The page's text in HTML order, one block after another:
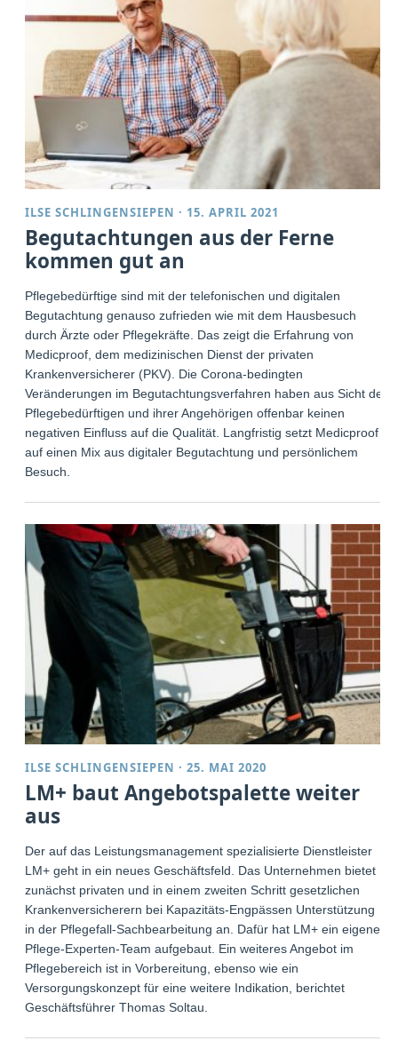
ILSE SCHLINGENSIEPEN · 15. APRIL 2021
Begutachtungen aus der Ferne
kommen gut an
Pflegebedürftige sind mit der telefonischen und digitalen
Begutachtung genauso zufrieden wie mit dem Hausbesuch
durch Ärzte oder Pflegekräfte. Das zeigt die Erfahrung von
Medicproof, dem medizinischen Dienst der privaten
Krankenversicherer (PKV). Die Corona-bedingten
Veränderungen im Begutachtungsverfahren haben aus Sicht der
Pflegebedürftigen und ihrer Angehörigen offenbar keinen
negativen Einfluss auf die Qualität. Langfristig setzt Medicproof
auf einen Mix aus digitaler Begutachtung und persönlichem
Besuch.
ILSE SCHLINGENSIEPEN ·25. MAI 2020
LM+ baut Angebotspalette weiter
aus
Der auf das Leistungsmanagement spezialisierte Dienstleister
LM+ geht in ein neues Geschäftsfeld. Das Unternehmen bietet
zunächst privaten und in einem zweiten Schritt gesetzlichen
Krankenversicherern bei Kapazitäts-Engpässen Unterstützung
in der Pflegefall-Sachbearbeitung an. Dafür hat LM+ ein eigenes
Pflege-Experten-Team aufgebaut. Ein weiteres Angebot im
Pflegebereich ist in Vorbereitung, ebenso wie ein
Versorgungskonzept für eine weitere Indikation, berichtet
Geschäftsführer Thomas Soltau.